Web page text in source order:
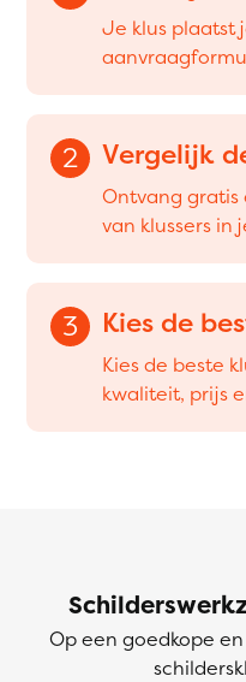
Je klus plaatst
2 Vergelijk
Ontvang
van klussers in
3 Kies de
Kies de beste
kwaliteit, prijs
Op een goedkope